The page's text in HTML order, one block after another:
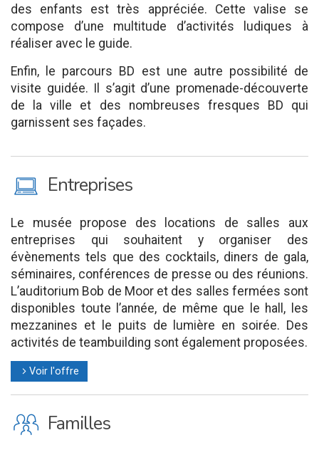
des enfants est très appréciée. Cette valise se
compose d’une multitude d’activités ludiques à
réaliser avec le guide.
Enfin, le parcours BD est une autre possibilité de
visite guidée. Il s’agit d’une promenade-découverte
de la ville et des nombreuses fresques BD qui
garnissent ses façades.
M Entreprises
Le musée propose des locations de salles aux
entreprises qui souhaitent y organiser des
évènements tels que des cocktails, diners de gala,
séminaires, conférences de presse ou des réunions.
L’auditorium Bob de Moor et des salles fermées sont
disponibles toute l’année, de même que le hall, les
mezzanines et le puits de lumière en soirée. Des
activités de teambuilding sont également proposées.
l Voir l'offre
K Familles